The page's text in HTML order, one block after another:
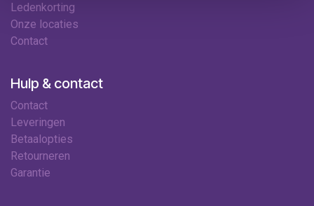
Ledenkorting
Onze locaties
Contact
Hulp & contact
Contact
Leveringen
Betaalopties
Retourneren
Garantie